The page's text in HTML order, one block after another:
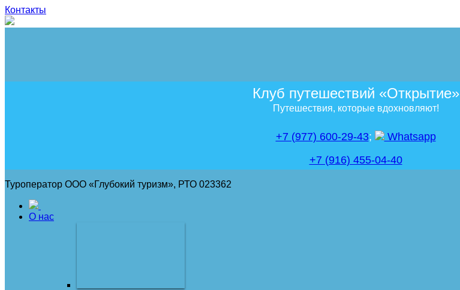
Контакты
Клуб путешествий «Открытие»
Путешествия, которые вдохновляют!
+7 (977) 600-29-43;
Whatsapp
+7 (916) 455-04-40
Туроператор ООО «Глубокий туризм», РТО 023362
О нас